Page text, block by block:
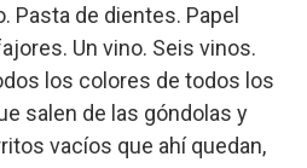
Pasta de dientes. Papel
Un vino. Seis vinos.
los colores de todos los
salen de las góndolas y
vacíos que ahí quedan,